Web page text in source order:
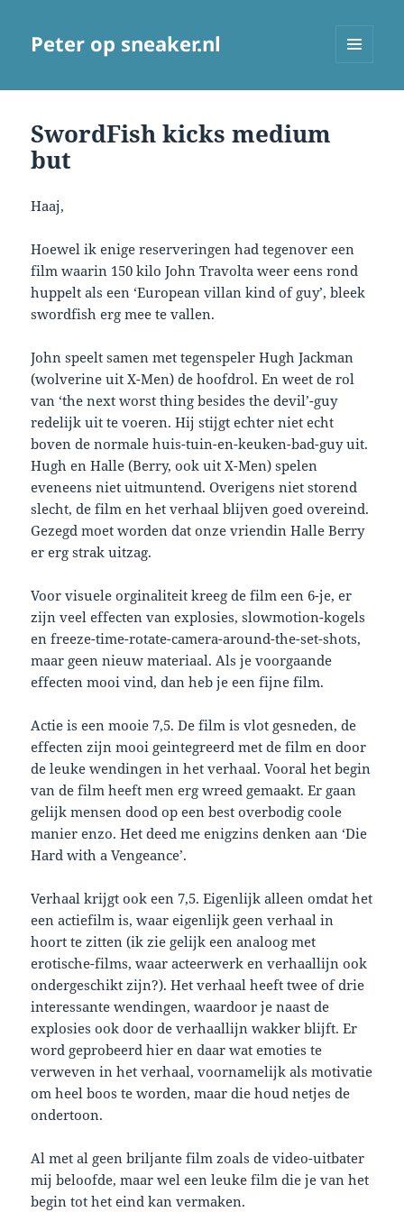
Peter op sneaker.nl
SwordFish kicks medium
but
Haaj,
Hoewel ik enige reserveringen had tegenover een
film waarin 150 kilo John Travolta weer eens rond
huppelt als een ‘European villan kind of guy’, bleek
swordfish erg mee te vallen.
John speelt samen met tegenspeler Hugh Jackman
(wolverine uit X-Men) de hoofdrol. En weet de rol
van ‘the next worst thing besides the devil’-guy
redelijk uit te voeren. Hij stijgt echter niet echt
boven de normale huis-tuin-en-keuken-bad-guy uit.
Hugh en Halle (Berry, ook uit X-Men) spelen
eveneens niet uitmuntend. Overigens niet storend
slecht, de film en het verhaal blijven goed overeind.
Gezegd moet worden dat onze vriendin Halle Berry
er erg strak uitzag.
Voor visuele orginaliteit kreeg de film een 6-je, er
zijn veel effecten van explosies, slowmotion-kogels
en freeze-time-rotate-camera-around-the-set-shots,
maar geen nieuw materiaal. Als je voorgaande
effecten mooi vind, dan heb je een fijne film.
Actie is een mooie 7,5. De film is vlot gesneden, de
effecten zijn mooi geintegreerd met de film en door
de leuke wendingen in het verhaal. Vooral het begin
van de film heeft men erg wreed gemaakt. Er gaan
gelijk mensen dood op een best overbodig coole
manier enzo. Het deed me enigzins denken aan ‘Die
Hard with a Vengeance’.
Verhaal krijgt ook een 7,5. Eigenlijk alleen omdat het
een actiefilm is, waar eigenlijk geen verhaal in
hoort te zitten (ik zie gelijk een analoog met
erotische-films, waar acteerwerk en verhaallijn ook
ondergeschikt zijn?). Het verhaal heeft twee of drie
interessante wendingen, waardoor je naast de
explosies ook door de verhaallijn wakker blijft. Er
word geprobeerd hier en daar wat emoties te
verweven in het verhaal, voornamelijk als motivatie
om heel boos te worden, maar die houd netjes de
ondertoon.
Al met al geen briljante film zoals de video-uitbater
mij beloofde, maar wel een leuke film die je van het
begin tot het eind kan vermaken.